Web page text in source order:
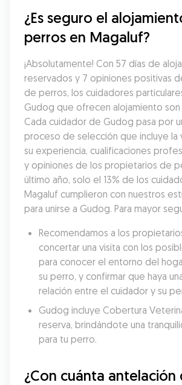
¿Es seguro el
perros en Magaluf?
¡Absolutamente! Con 57 días de
reservados y 7 opiniones positivas
de perros, los cuidadores
Gudog que ofrecen alojamiento son
Cada cuidador de Gudog pasa por
proceso de selección que incluye la
su experiencia, cualificaciones
y opiniones de los propietarios de
último año, solo el 13% de los
Magaluf cumplieron con nuestros
para unirse a Gudog. Para mayor
Recomendamos a los
concertar una visita con los
para conocer el entorno del
su perro, y confirmar que haya
relación entre el cuidador y su
Gudog incluye Cobertura
reserva, brindándote una
para tu perro.
¿Con cuánta antelación